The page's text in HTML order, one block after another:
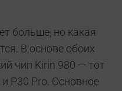
больше, но какая
В основе обоих
чип Kirin 980 — тот
P30 Pro. Основное